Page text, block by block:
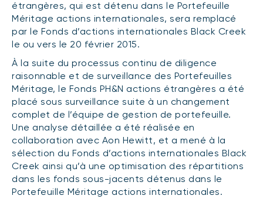
(FNB)
À propos des FNB BNI
FNB de rotation thématique BNI (NTHM)
FNB durables
SOLUTIONS DE PORTEFEUILLE
Liste des solutions de portefeuille BNI
Portefeuilles FNB BNI
Portefeuilles Méritage
Portefeuilles durables BNI
TYPES DE CONTENU
Articles
Balados
Vidéos
Livres blancs
DOCUMENTS RÉGLEMENTAIRES
Prospectus
Rapports annuels
Aperçus de fonds
Vote par procuration
Addendas
Relevés SPEP
Déclaration de principes sur les conflits
d’intérêts (PDF)
étrangères, qui est détenu dans le Portefeuille
Méritage actions internationales, sera remplacé
par le Fonds d’actions internationales Black Creek
le ou vers le 20 février 2015.
À la suite du processus continu de diligence
raisonnable et de surveillance des Portefeuilles
Méritage, le Fonds PH&N actions étrangères a été
placé sous surveillance suite à un changement
complet de l’équipe de gestion de portefeuille.
Une analyse détaillée a été réalisée en
collaboration avec Aon Hewitt, et a mené à la
sélection du Fonds d’actions internationales Black
Creek ainsi qu’à une optimisation des répartitions
dans les fonds sous-jacents détenus dans le
Portefeuille Méritage actions internationales.